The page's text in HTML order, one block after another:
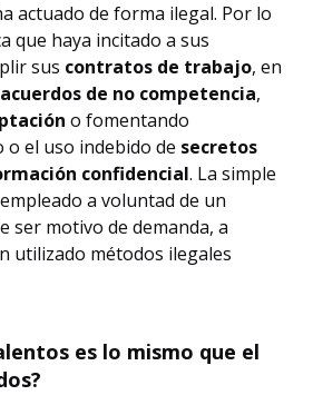
actuado de forma ilegal. Por lo
que haya incitado a sus
sus contratos de trabajo, en
acuerdos de no competencia,
o fomentando
el uso indebido de secretos
confidencial. La simple
a voluntad de un
ser motivo de demanda, a
utilizado métodos ilegales
es lo mismo que el